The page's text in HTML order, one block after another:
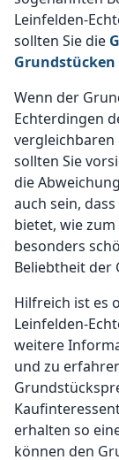
Leinfelden-
sollten Sie die
Grundstücken
Wenn der
Echterdingen
sollten Sie
die
auch sein,
bietet, wie
besonders
Beliebtheit der
Hilfreich ist es
Leinfelden-
weitere
und zu
erhalten so
können den